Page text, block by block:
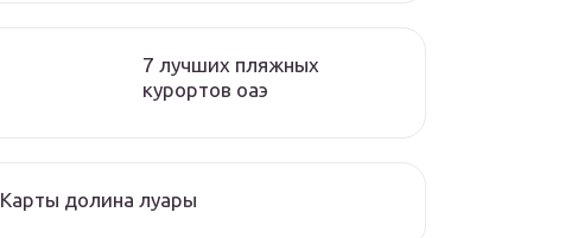
7 лучших пляжных
курортов оаэ
Карты долина луары